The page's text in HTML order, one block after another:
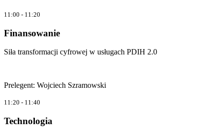
11:00 - 11:20​
Finansowanie
Siła transformacji cyfrowej w usługach PDIH 2.0
Prelegent: Wojciech Szramowski
11:20 - 11:40
Technologia